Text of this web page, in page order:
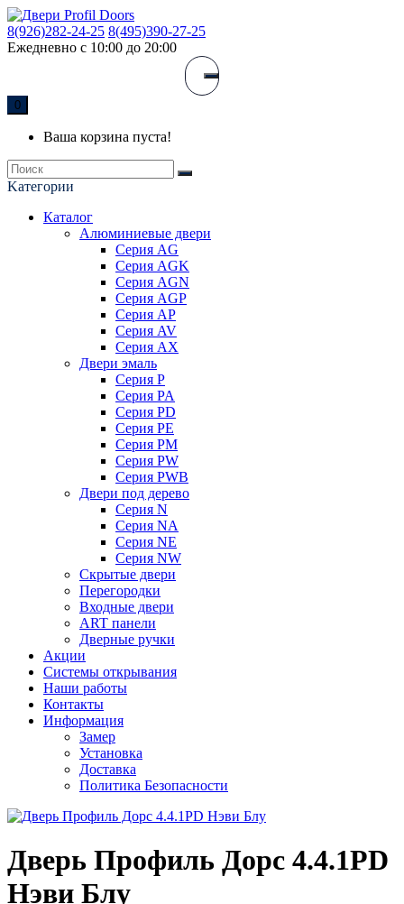
8(926)282-24-25 8(495)390-27-25
Ежедневно с 10:00 до 20:00
0
Ваша корзина пуста!
Kатегории
Каталог
Алюминиевые двери
Серия AG
Серия AGK
Серия AGN
Серия AGP
Серия AP
Серия AV
Серия AX
Двери эмаль
Серия P
Серия PA
Серия PD
Серия PE
Серия PM
Серия PW
Серия PWB
Двери под дерево
Серия N
Серия NA
Серия NE
Серия NW
Скрытые двери
Перегородки
Входные двери
ART панели
Дверные ручки
Акции
Системы открывания
Наши работы
Контакты
Информация
Замер
Установка
Доставка
Политика Безопасности
Дверь Профиль Дорс 4.4.1PD
Нэви Блу